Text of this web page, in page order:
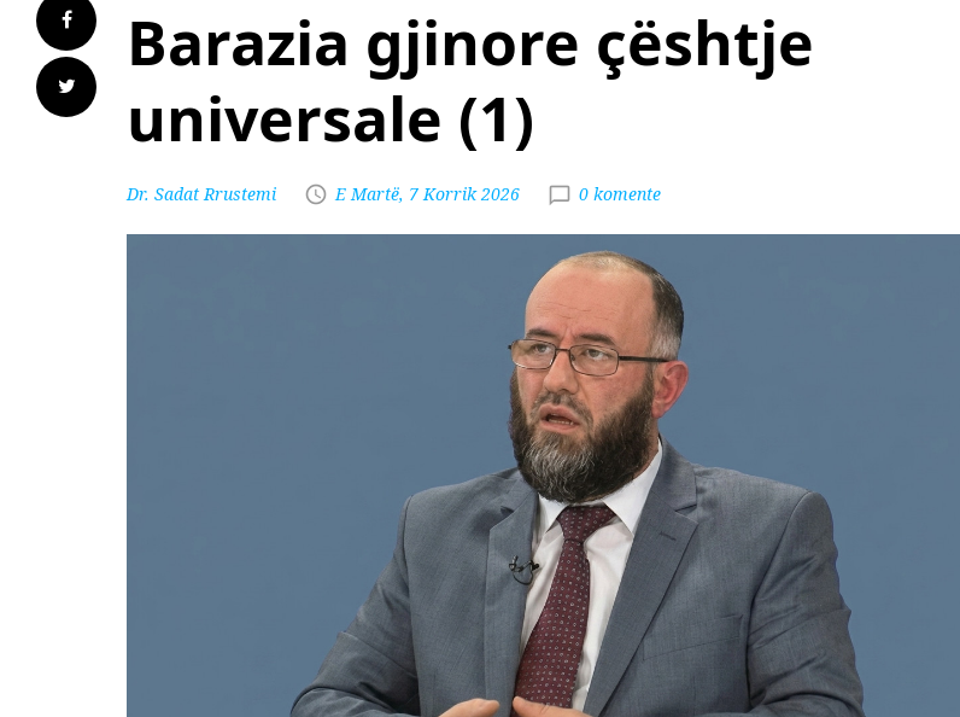
Barazia gjinore çështje
universale (1)
Dr. Sadat Rrustemi E Martë, 7 Korrik 2026 0 komente